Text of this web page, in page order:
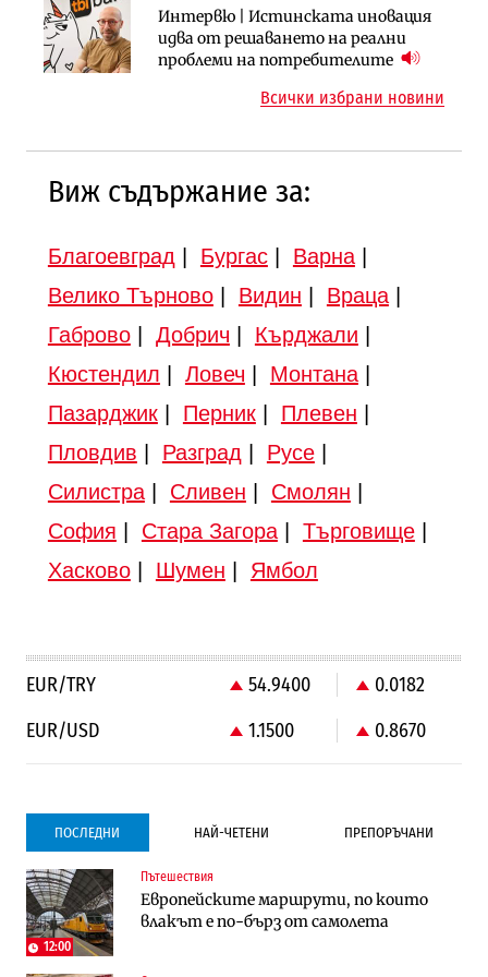
Интервю | Истинската иновация
идва от решаването на реални
проблеми на потребителите
Инфраструктура
АПИ възложи промяната на
парцеларния план за
Инфраструктура
Вторият мост над Варненското
езеро става част от бъдещата
Всички избрани новини
Виж съдържание за:
Благоевград Бургас| Варна|
Велико Търново| Видин Враца|
Габрово| Добрич Кърджали
Кюстендил
Ловеч Монтана|
Пазарджик| Перник| Плевен
Пловдив
Разград Русе|
Силистра| Сливен Смолян
София
Стара Загора| Търговище|
Хасково| Шумен Ямбол
EUR/TRY 54.9400
0.0182
EUR/USD
1.1500 0.8670
ПОСЛЕДНИ НАЙ-ЧЕТЕНИ ПРЕПОРЪЧАНИ
12:00
Пътешествия
Европейските маршрути, по които
влакът е по-бърз от самолета
Градоустройство
Столична община избра изпълнител за
преместването на трамвайното
Компании
Vivacom предлага над 150 устройства с
90% отстъпка през август